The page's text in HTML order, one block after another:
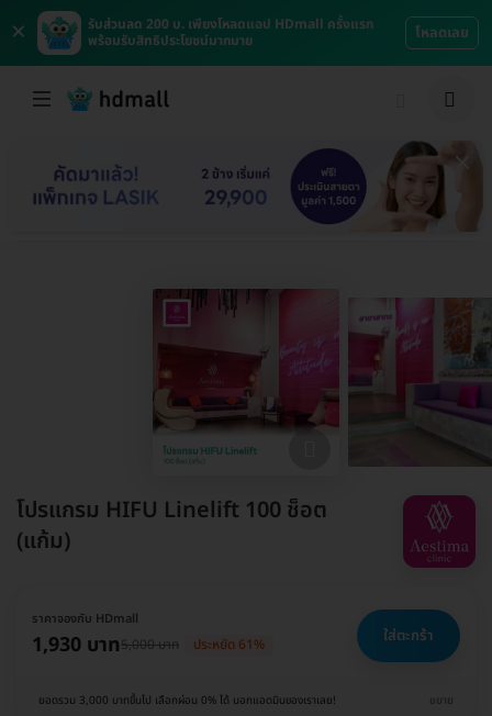
×
รับส่วนลด 200 บ. เพียงโหลดแอป HDmall ครั้งแรก
พร้อมรับสิทธิประโยชน์มากมาย
โหลดเลย
โปรแกรม HIFU Linelift 100 ช็อต
(แก้ม)
ราคาจองกับ HDmall
1,930 บาท5,000 บาท ประหยัด 61% ใส่ตะกร้า
ยอดรวม 3,000 บาทขึ้นไป เลือกผ่อน 0% ได้ บอกแอดมินของเราเลย! ขยาย